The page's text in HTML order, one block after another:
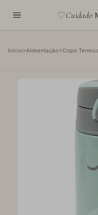
Cuidado
Início>Alimentação>Copo